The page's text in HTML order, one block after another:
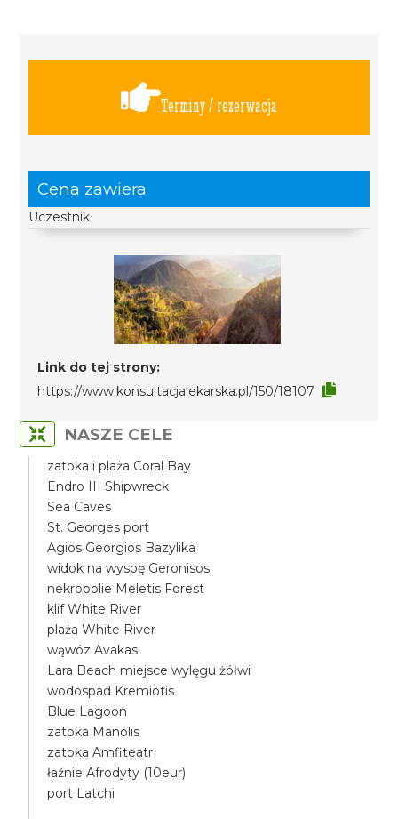
Terminy / rezerwacja
Cena zawiera
Uczestnik
Link do tej strony:
https://www.konsultacjalekarska.pl/150/18107
NASZE CELE
zatoka i plaża Coral Bay
Endro III Shipwreck
Sea Caves
St. Georges port
Agios Georgios Bazylika
widok na wyspę Geronisos
nekropolie Meletis Forest
klif White River
plaża White River
wąwóz Avakas
Lara Beach miejsce wylęgu żółwi
wodospad Kremiotis
Blue Lagoon
zatoka Manolis
zatoka Amfiteatr
łaźnie Afrodyty (10eur)
port Latchi